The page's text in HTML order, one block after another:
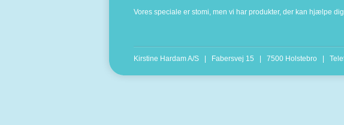
Vores speciale er stomi, men vi har produkter, der kan hjælpe
Kirstine Hardam A/S | Fabersvej 15 | 7500 Holstebro |